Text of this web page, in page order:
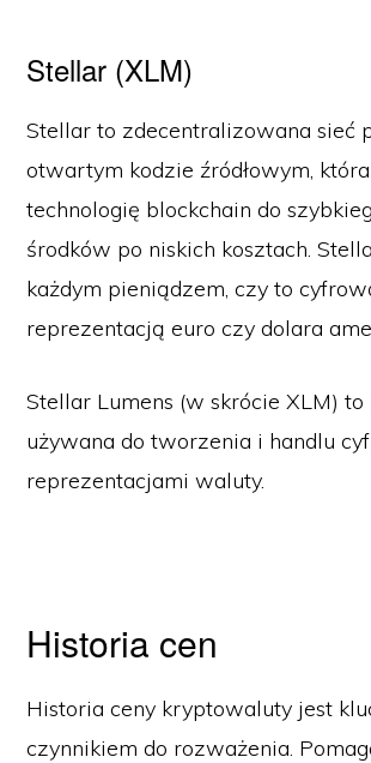
Stellar (XLM)
Stellar to zdecentralizowana sieć
otwartym kodzie źródłowym,
technologię blockchain do
środków po niskich kosztach.
każdym pieniądzem, czy to
reprezentacją euro czy dolara
Stellar Lumens (w skrócie XLM)
używana do tworzenia i handlu
reprezentacjami waluty.
Historia cen
Historia ceny kryptowaluty jest
czynnikiem do rozważenia.